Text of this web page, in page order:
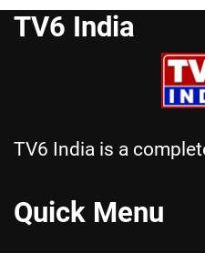
TV6 India
TV6 India is a
Quick Menu